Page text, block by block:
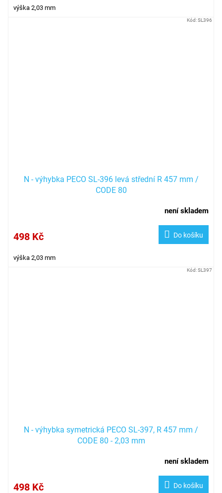
výška 2,03 mm
N - výhybka PECO SL-396 levá střední R 457 mm /
CODE 80
není skladem
498 Kč Do košíku
výška 2,03 mm
Kód:SL396
N - výhybka symetrická PECO SL-397, R 457 mm /
CODE 80 - 2,03 mm
není skladem
498 Kč Do košíku
Kód:SL397